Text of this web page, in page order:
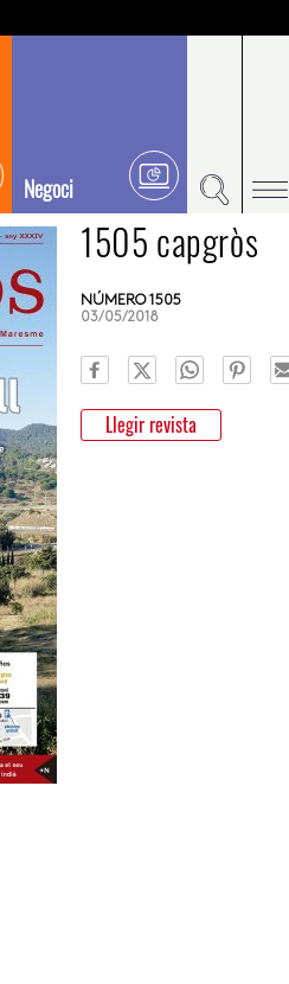
Negoci
1505 capgròs
NÚMERO 1505
03/05/2018
Llegir revista